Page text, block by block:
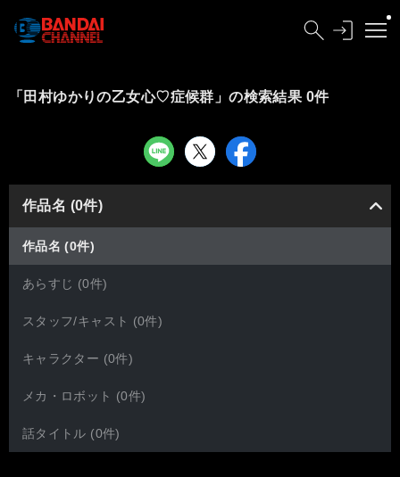
「田村ゆかりの乙女心♡症候群」の検索結果 0件
作品名 (0件)
作品名 (0件)
あらすじ (0件)
スタッフ/キャスト (0件)
キャラクター (0件)
メカ・ロボット (0件)
話タイトル (0件)